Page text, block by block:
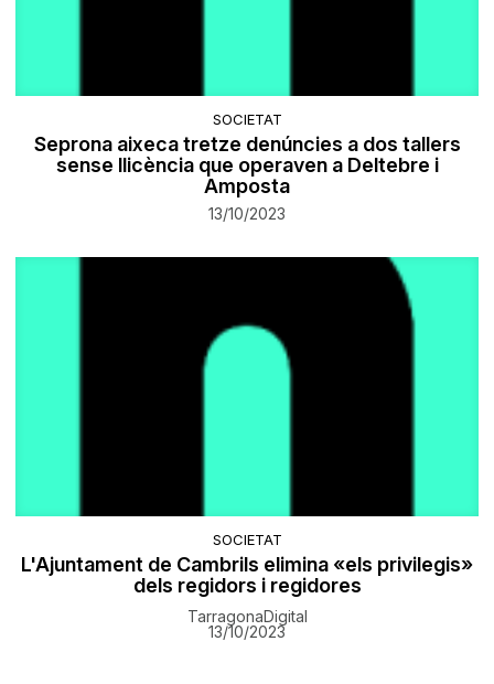
SOCIETAT
Seprona aixeca tretze denúncies a dos tallers
sense llicència que operaven a Deltebre i
Amposta
13/10/2023
SOCIETAT
L'Ajuntament de Cambrils elimina «els privilegis»
dels regidors i regidores
TarragonaDigital
13/10/2023